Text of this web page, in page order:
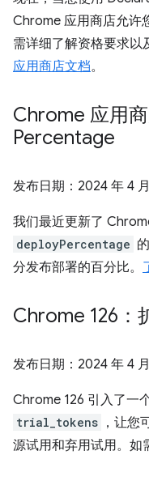
Chrome 应用商店允许
需详细了解资格要求以
应用商店文档。
Chrome 应用
Percentage
发布日期： 2024 年 4
我们最近更新了
deployPercentage
分发布部署的百分比。
Chrome 126：
发布日期： 2024 年 4
Chrome 126 引入了一
trial_tokens ，让您
源试用和弃用试用。如